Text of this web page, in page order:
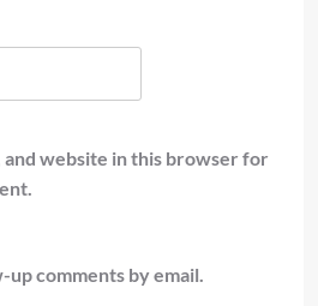
and website in this browser for
comments by email.